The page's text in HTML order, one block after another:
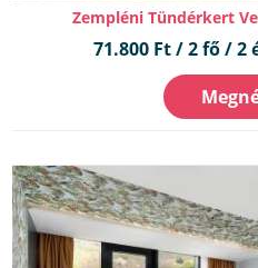
Zempléni Tündérkert
71.800 Ft / 2 fő / 2